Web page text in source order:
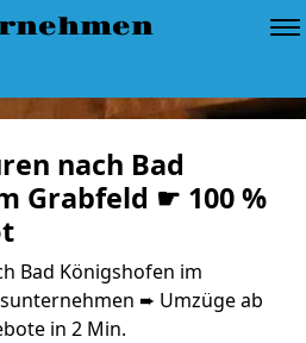
nach Bad
Grabfeld ☛ 100 %
Bad Königshofen im
➨ Umzüge ab
in 2 Min.